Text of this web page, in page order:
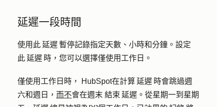
延遲一段時間
使用此 延遲 暫停記錄指定天數、小時和分鐘。設定
此 延遲 時，您可以選擇僅使用工作日。
僅使用工作日時，
HubSpot在計算 延遲 時會跳過週
六和週日， 而不會在週末 結束 延遲。從星期一到星期